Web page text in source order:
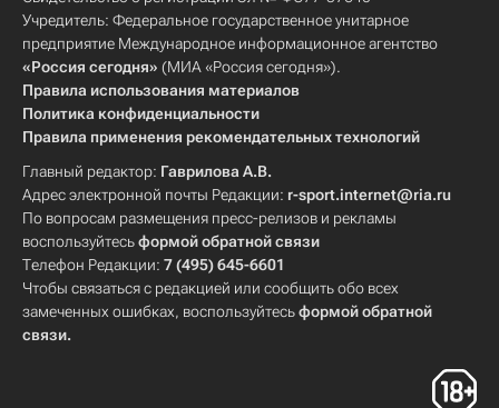
Учредитель: Федеральное государственное унитарное
предприятие Международное информационное агентство
«Россия сегодня» (МИА «Россия сегодня»).
Правила использования материалов
Политика конфиденциальности
Правила применения рекомендательных технологий
Главный редактор: Гаврилова А.В.
Адрес электронной почты Редакции: r-sport.internet@ria.ru
По вопросам размещения пресс-релизов и рекламы
воспользуйтесьформой обратной связи
Телефон Редакции: 7 (495) 645-6601
Чтобы связаться с редакцией или сообщить обо всех
замеченных ошибках, воспользуйтесьформой обратной
связи.